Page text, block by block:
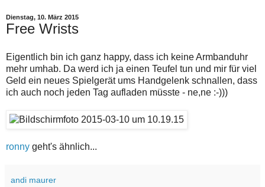
Dienstag, 10. März 2015
Free Wrists
Eigentlich bin ich ganz happy, dass ich keine Armbanduhr
mehr umhab. Da werd ich ja einen Teufel tun und mir für viel
Geld ein neues Spielgerät ums Handgelenk schnallen, dass
ich auch noch jeden Tag aufladen müsste - ne,ne :-)))
ronny geht's ähnlich...
andi maurer